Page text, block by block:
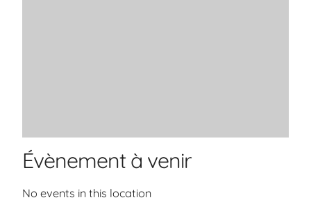
Évènement à venir
No events in this location